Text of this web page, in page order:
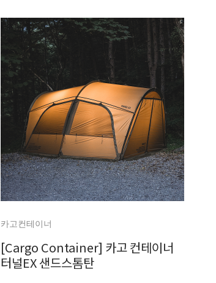
카고컨테이너
[Cargo Container] 카고 컨테이너
터널EX 샌드스톰탄